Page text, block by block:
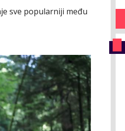
sve popularniji među